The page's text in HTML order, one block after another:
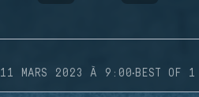
11 MARS 2023 À 9:00·BEST OF 1